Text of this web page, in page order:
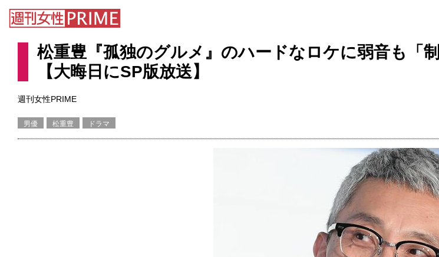
松重豊『孤独のグルメ』のハードなロケに弱音も「
【大晦日にSP版放送】
週刊女性PRIME
男優 松重豊 ドラマ